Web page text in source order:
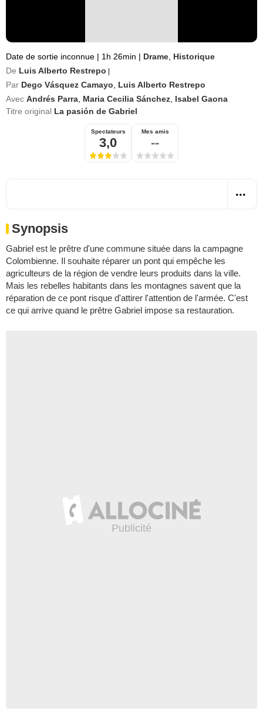
Date de sortie inconnue | 1h 26min | Drame Historique
De Luis Alberto Restrepo
Par Dego Vásquez Camayo
Luis Alberto Restrepo
Avec Andrés Parra Maria Cecilia Sánchez Isabel Gaona
Titre original La pasión de Gabriel
Spectateurs
3,0
Mes amis
--
Synopsis
Gabriel est le prêtre d'une commune située dans la campagne
Colombienne. Il souhaite réparer un pont qui empêche les
agriculteurs de la région de vendre leurs produits dans la ville.
Mais les rebelles habitants dans les montagnes savent que la
réparation de ce pont risque d'attirer l'attention de l'armée. C'est
ce qui arrive quand le prêtre Gabriel impose sa restauration.